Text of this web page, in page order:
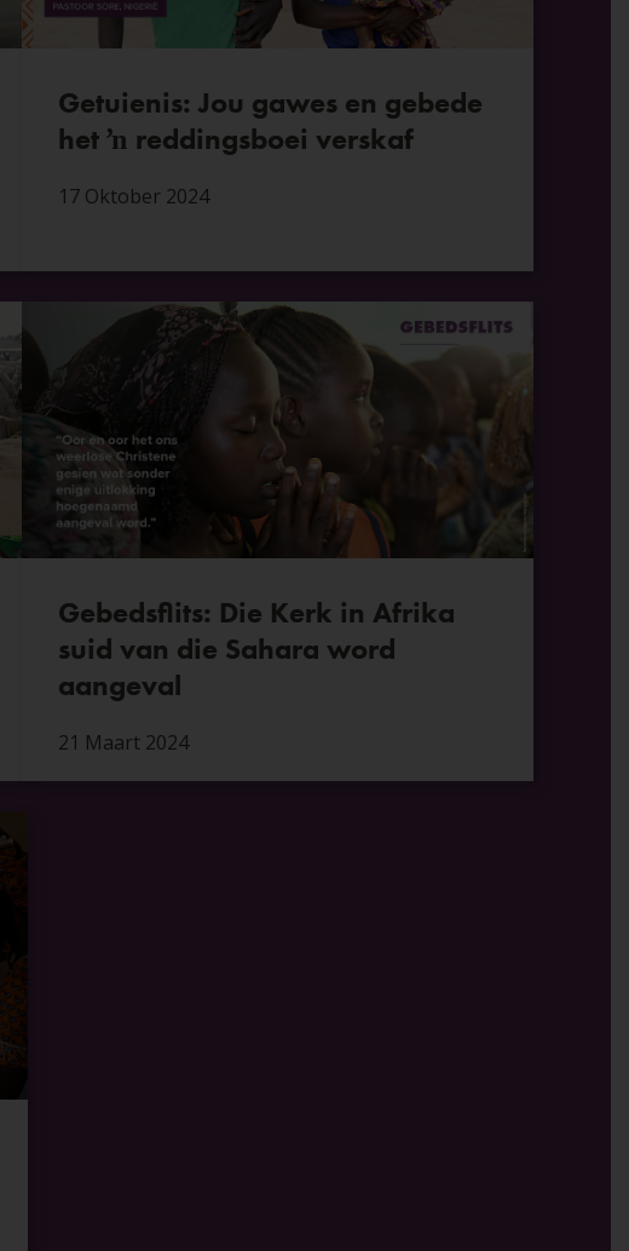
Getuienis: Jou gawes en gebede
het ŉ reddingsboei verskaf
17 Oktober 2024
Gebedsflits: Die Kerk in Afrika
suid van die Sahara word
aangeval
21 Maart 2024